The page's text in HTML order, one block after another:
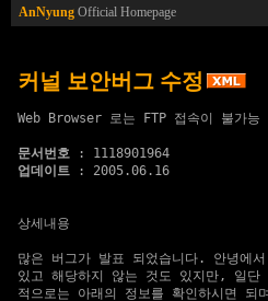
AnNyung Official Homepage
커널 보안버그 수정
Web Browser 로는 FTP 접속이 불가능
문서번호
업데이트 : 2005.06.16
상세내용
많은 버그가 발표 되었습니다. 안녕
있고 해당하지 않는 것도 있지만, 일
적으로는 아래의 정보를 확인하시면